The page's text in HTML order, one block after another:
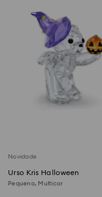
Novidade
Urso Kris Halloween
Pequeno, Multicor